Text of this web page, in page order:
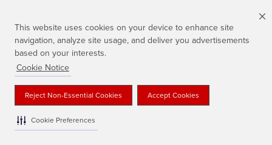
This website uses cookies on your device to enhance site
navigation, analyze site usage, and deliver you advertisements
based on your interests.
Cookie Notice
Reject Non-Essential Cookies Accept Cookies
Cookie Preferences